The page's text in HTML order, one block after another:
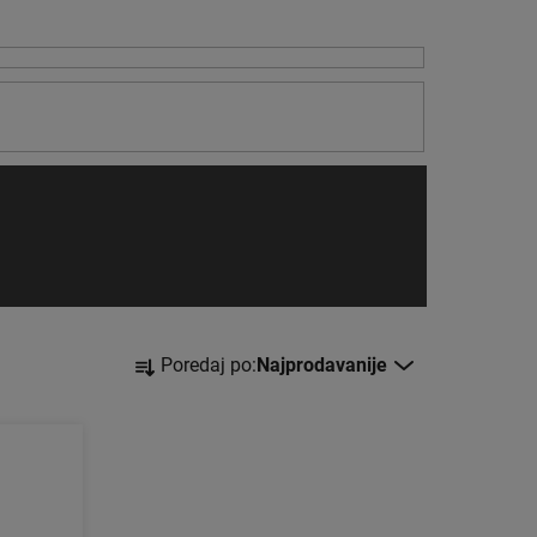
S
o Poredaj po:Najprodavanije